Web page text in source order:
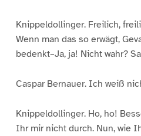
Knippeldollinger. Freilich,
Wenn man das so erwägt,
bedenkt–Ja, ja! Nicht wahr?
Caspar Bernauer. Ich weiß
Knippeldollinger. Ho, ho!
Ihr mir nicht durch. Nun, wie